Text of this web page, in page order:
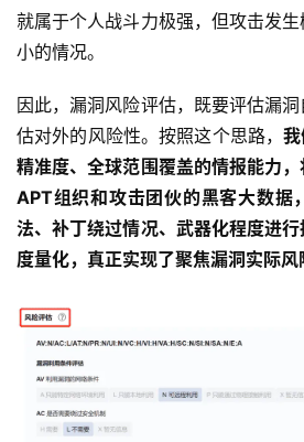
就属于个人战斗力极强，但攻击发
小的情况。
因此，漏洞风险评估，既要评估漏
估对外的风险性。按照这个思路，
精准度、全球范围覆盖的情报能力，
APT组织和攻击团伙的黑客大数据
法、补丁绕过情况、武器化程度进
度量化，真正实现了聚焦漏洞实际风